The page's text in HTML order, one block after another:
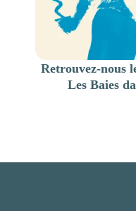
Retrouvez-nous
Les Baies